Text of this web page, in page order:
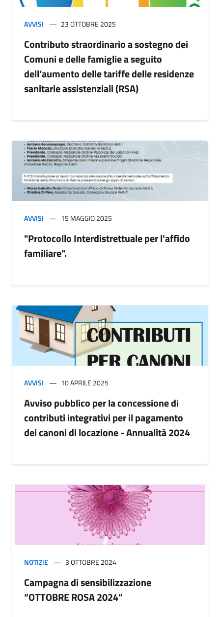
AVVISI 23 OTTOBRE 2025
Contributo straordinario a sostegno dei
Comuni e delle famiglie a seguito
dell’aumento delle tariffe delle residenze
sanitarie assistenziali (RSA)
AVVISI 15 MAGGIO 2025
"Protocollo Interdistrettuale per l'affido
familiare".
AVVISI 10 APRILE 2025
Avviso pubblico per la concessione di
contributi integrativi per il pagamento
dei canoni di locazione - Annualità 2024
NOTIZIE 3 OTTOBRE 2024
Campagna di sensibilizzazione
“OTTOBRE ROSA 2024”